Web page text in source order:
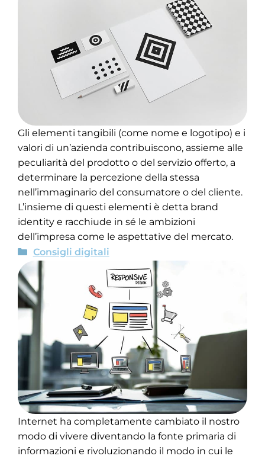
Gli elementi tangibili (come nome e logotipo) e i
valori di un’azienda contribuiscono, assieme alle
peculiarità del prodotto o del servizio offerto, a
determinare la percezione della stessa
nell’immaginario del consumatore o del cliente.
L’insieme di questi elementi è detta brand
identity e racchiude in sé le ambizioni
dell’impresa come le aspettative del mercato.
Consigli digitali
Internet ha completamente cambiato il nostro
modo di vivere diventando la fonte primaria di
informazioni e rivoluzionando il modo in cui le